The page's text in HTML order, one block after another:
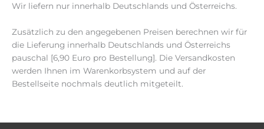
Wir liefern nur innerhalb Deutschlands und Österreichs.
Zusätzlich zu den angegebenen Preisen berechnen wir für
die Lieferung innerhalb Deutschlands und Österreichs
pauschal [6,90 Euro pro Bestellung]. Die Versandkosten
werden Ihnen im Warenkorbsystem und auf der
Bestellseite nochmals deutlich mitgeteilt.